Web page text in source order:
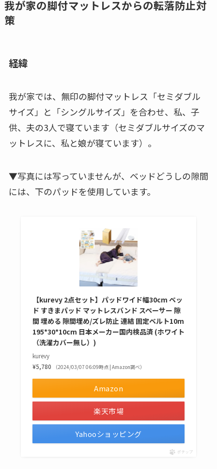
我が家の脚付マットレスからの転落防止対
策
経緯
我が家では、無印の脚付マットレス「セミダブル
サイズ」と「シングルサイズ」を合わせ、私、子
供、夫の3人で寝ています（セミダブルサイズのマ
ットレスに、私と娘が寝ています）。
▼写真には写っていませんが、ベッドどうしの隙間
には、下のパッドを使用しています。
【kurevy 2点セット】パッドワイド幅30cm ベッ
ド すきまパッド マットレスバンド スペーサー 隙
間 埋める 隙間埋め/ズレ防止 連結 固定ベルト10m
195*30*10cm 日本メーカー国内検品済 (ホワイト
（洗濯カバー無し）)
kurevy
¥5,780
（2024/03/07 06:09時点 | Amazon調べ）
Amazon
楽天市場
Yahooショッピング
ポチップ